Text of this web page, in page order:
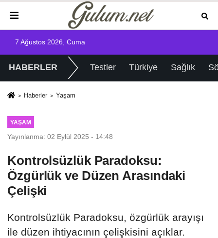
7 Ağustos 2026, Cuma
HABERLER Testler Türkiye Sağlık
Haberler Yaşam
YAŞAM
Yayınlanma: 02 Eylül 2025 - 14:48
Kontrolsüzlük Paradoksu:
Özgürlük ve Düzen Arasındaki
Çelişki
Kontrolsüzlük Paradoksu, özgürlük arayışı
ile düzen ihtiyacının çelişkisini açıklar.